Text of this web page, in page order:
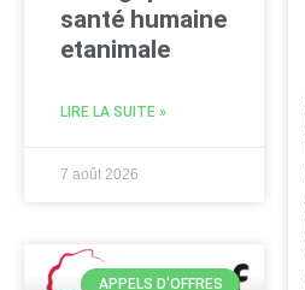
santé humaine
etanimale
LIRE LA SUITE »
7 août 2026
APPELS D'OFFRES